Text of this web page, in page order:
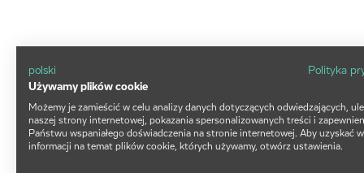
polski
Polityka
Używamy plików cookie
Możemy je zamieścić w celu analizy danych dotyczących odwiedzających,
naszej strony internetowej, pokazania spersonalizowanych treści i
Państwu wspaniałego doświadczenia na stronie internetowej. Aby uzyskać
informacji na temat plików cookie, których używamy, otwórz ustawienia.